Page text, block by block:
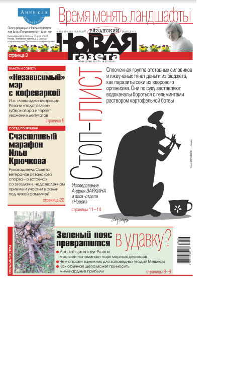
Перейти к основному содержанию